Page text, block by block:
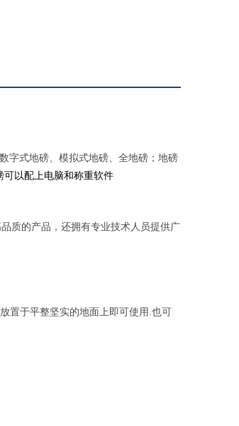
字式地磅、模拟式地磅、全地磅；地磅
可以配上电脑和称重软件
质的产品，还拥有专业技术人员提供广
置于平整坚实的地面上即可使用.也可